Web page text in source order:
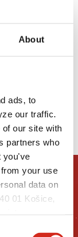
About
ads, to
our traffic.
our site with
partners who
you've
your use
data on
01 Košice,